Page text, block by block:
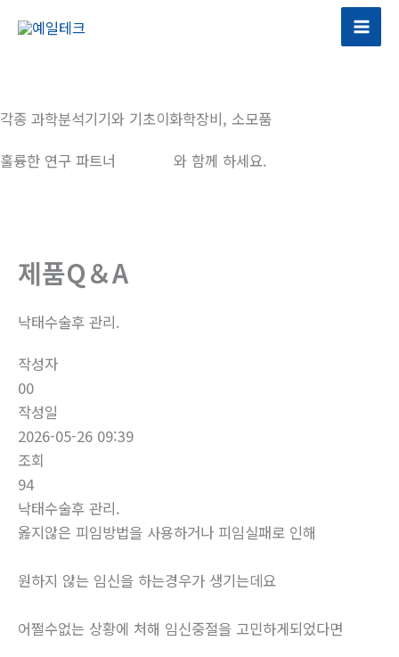
건
너
뛰
각종 과학분석기기와 기초이화학장비, 소모품
훌륭한 연구 파트너
와 함께 하세요.
제품Q＆A
낙태수술후 관리.
작성자
00
작성일
2026-05-26 09:39
조회
94
낙태수술후 관리.
옳지않은 피임방법을 사용하거나 피임실패로 인해
원하지 않는 임신을 하는경우가 생기는데요
어쩔수없는 상황에 처해 임신중절을 고민하게되었다면